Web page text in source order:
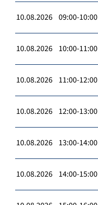
10.08.2026 09:00-10:00
10.08.2026 10:00-11:00
10.08.2026 11:00-12:00
10.08.2026 12:00-13:00
10.08.2026 13:00-14:00
10.08.2026 14:00-15:00